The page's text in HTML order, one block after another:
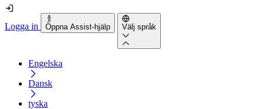
Logga in Öppna Assist-hjälp Välj språk
Engelska
Dansk
tyska